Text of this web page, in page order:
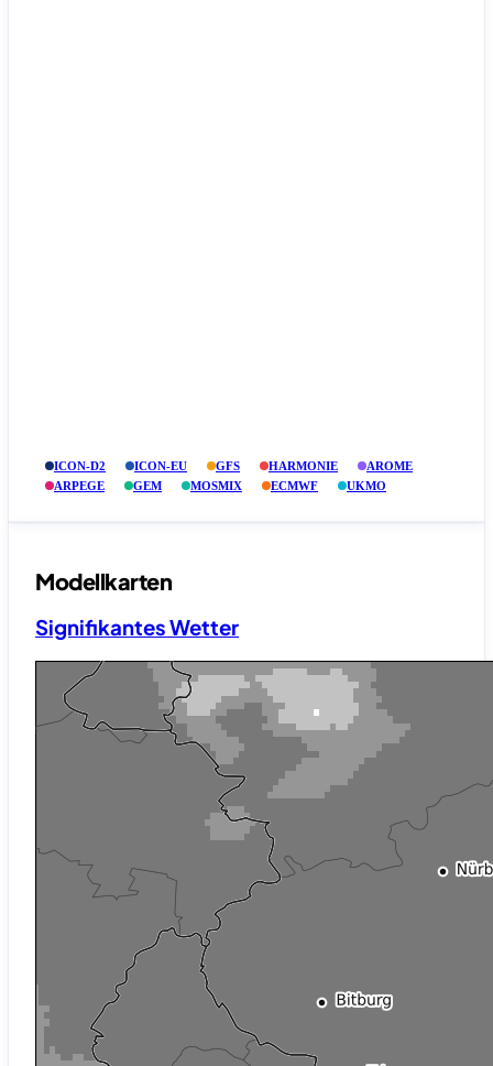
ICON-D2 ICON-EU GFS HARMONIE
AROME
ARPEGE
GEM MOSMIX ECMWF UKMO
Modellkarten
Signifikantes Wetter